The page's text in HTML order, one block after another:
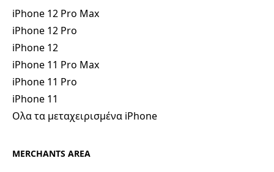
iPhone 12 Pro Max
iPhone 12 Pro
iPhone 12
iPhone 11 Pro Max
iPhone 11 Pro
iPhone 11
Ολα τα μεταχειρισμένα iPhone
MERCHANTS AREA